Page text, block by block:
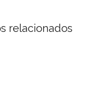
relacionados